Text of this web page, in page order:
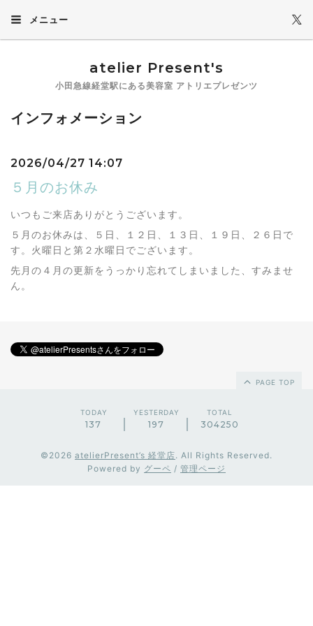
メニュー
atelier Present's
小田急線経堂駅にある美容室 アトリエプレゼンツ
インフォメーション
2026/04/27 14:07
５月のお休み
いつもご来店ありがとうございます。
５月のお休みは、５日、１２日、１３日、１９日、２６日で
す。火曜日と第２水曜日でございます。
先月の４月の更新をうっかり忘れてしまいました、すみませ
ん。
PAGE TOP
TODAY
137
YESTERDAY
197
TOTAL
304250
©2026 atelierPresent’s 経堂店. All Rights Reserved.
Powered by グーペ / 管理ページ